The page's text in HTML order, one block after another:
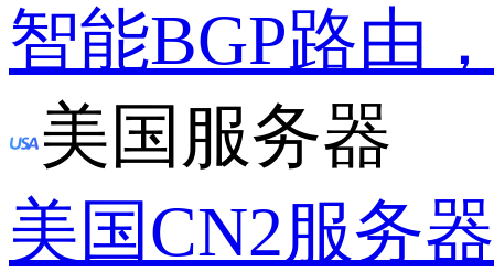
智能BGP路由
美国服务器
美国CN2服务器